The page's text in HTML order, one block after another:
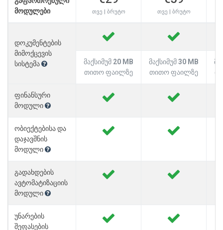
მოდულები
თვე | ბრუტო თვე | ბრუტო
დოკუმენტების
მიმოქცევის
სისტემა
მაქსიმუმ 20 MB
თითო ფაილზე
მაქსიმუმ30 MB
თითო ფაილზე
ფინანსური
მოდული
ობიექტებისა და
დაჯავშნის
მოდული
გადახდების
ავტომატიზაციის
მოდული
უნარების
შეფასების